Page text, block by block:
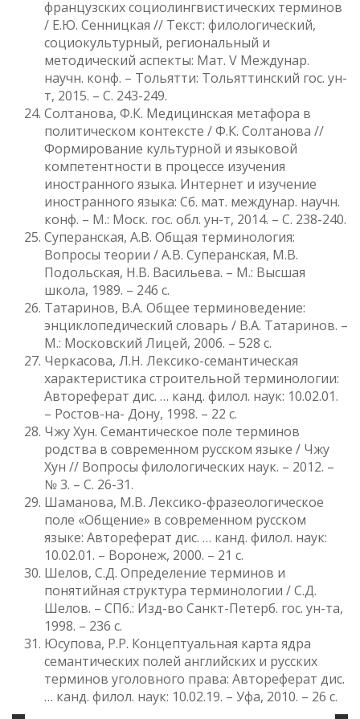
французских социолингвистических терминов
/ Е.Ю. Сенницкая // Текст: филологический,
социокультурный, региональный и
методический аспекты: Мат. V Междунар.
научн. конф. – Тольятти: Тольяттинский гос. ун-
т, 2015. – С. 243-249.
Солтанова, Ф.К. Медицинская метафора в
политическом контексте / Ф.К. Солтанова //
Формирование культурной и языковой
компетентности в процессе изучения
иностранного языка. Интернет и изучение
иностранного языка: Сб. мат. междунар. научн.
конф. – М.: Моск. гос. обл. ун-т, 2014. – С. 238-240.
Суперанская, А.В. Общая терминология:
Вопросы теории / А.В. Суперанская, М.В.
Подольская, Н.В. Васильева. – М.: Высшая
школа, 1989. – 246 с.
Татаринов, В.А. Общее терминоведение:
энциклопедический словарь / В.А. Татаринов. –
М.: Московский Лицей, 2006. – 528 с.
Черкасова, Л.Н. Лексико-семантическая
характеристика строительной терминологии:
Автореферат дис. … канд. филол. наук: 10.02.01.
– Ростов-на- Дону, 1998. – 22 с.
Чжу Хун. Семантическое поле терминов
родства в современном русском языке / Чжу
Хун // Вопросы филологических наук. – 2012. –
№ 3. – С. 26-31.
Шаманова, М.В. Лексико-фразеологическое
поле «Общение» в современном русском
языке: Автореферат дис. … канд. филол. наук:
10.02.01. – Воронеж, 2000. – 21 с.
Шелов, С.Д. Определение терминов и
понятийная структура терминологии / С.Д.
Шелов. – СПб.: Изд-во Санкт-Петерб. гос. ун-та,
1998. – 236 с.
Юсупова, Р.Р. Концептуальная карта ядра
семантических полей английских и русских
терминов уголовного права: Автореферат дис.
… канд. филол. наук: 10.02.19. – Уфа, 2010. – 26 с.